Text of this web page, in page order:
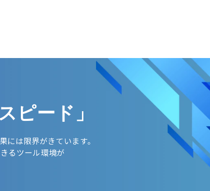
ピード」
は限界がきています。
るツール環境が